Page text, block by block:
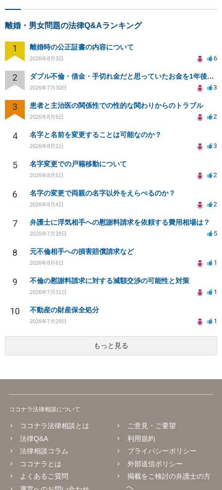
離婚・男女問題の法律Q&Aランキング
1 離婚時の公正証書の内容について
2026年8月3日 6
2 ダブル不倫・借金・手切れ金だと思っていたお金を1年後いまさら脅迫罪として通知書が来てまとめて請求
2026年7月30日 3
3 患者と主治医の関係性での性的な関わりからのトラブル
2026年8月5日 2
4 名字と名前を変更することは可能なのか？
2026年8月2日 3
5 名字変更での戸籍移動について
2026年8月5日 2
6 名字の変更で両親の名字以外をえらべるのか？
2026年8月4日 2
7 弁護士に浮気相手への慰謝料請求を依頼する費用相場は？
2026年7月28日 5
8 元不倫相手への損害賠償請求など
2026年8月6日 1
9 不倫の慰謝料請求に対する減額交渉の可能性と対策
2026年7月31日 1
10 不動産の財産保全処分
2026年7月29日 1
もっと見る
ココナラ法律相談について
ココナラ法律相談とは
法律Q&A
法律相談コラム
ココナラとは
よくあるご質問
ご意見・ご要望
利用規約
プライバシーポリシー
外部送信ポリシー
掲載をご検討の弁護士の方
へ